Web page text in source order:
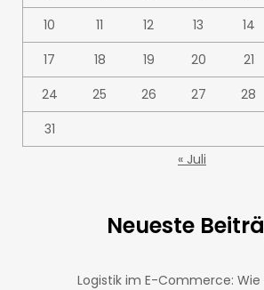
10
11 12 13 14
17
18 19 20 21
24
25 26 27 28
31
« Juli
Neueste
Logistik im E-Commerce: